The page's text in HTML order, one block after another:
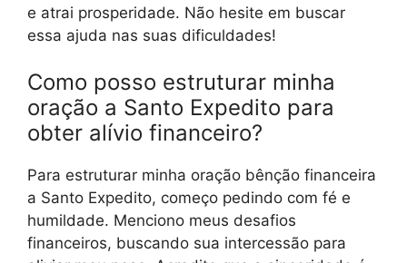
e atrai prosperidade. Não hesite em buscar
essa ajuda nas suas dificuldades!
Como posso estruturar minha
oração a Santo Expedito para
obter alívio financeiro?
Para estruturar minha oração bênção financeira
a Santo Expedito, começo pedindo com fé e
humildade. Menciono meus desafios
financeiros, buscando sua intercessão para